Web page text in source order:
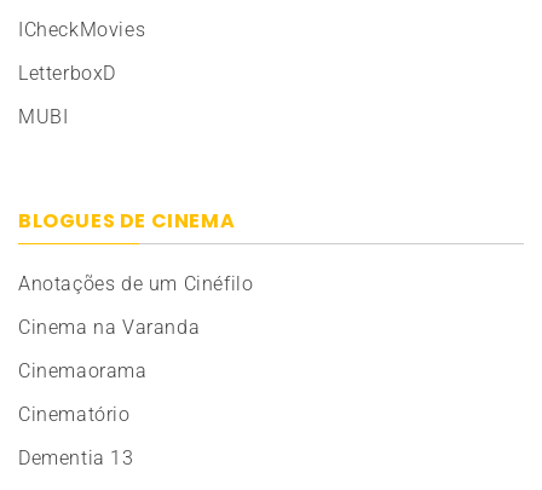
ICheckMovies
LetterboxD
MUBI
BLOGUES DE CINEMA
Anotações de um Cinéfilo
Cinema na Varanda
Cinemaorama
Cinematório
Dementia 13